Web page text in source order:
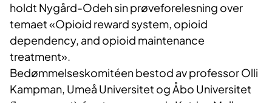
holdt Nygård-Odeh sin prøveforelesning over
temaet «Opioid reward system, opioid
dependency, and opioid maintenance
treatment».
Bedømmelseskomitéen bestod av professor Olli
Kampman, Umeå Universitet og Åbo Universitet